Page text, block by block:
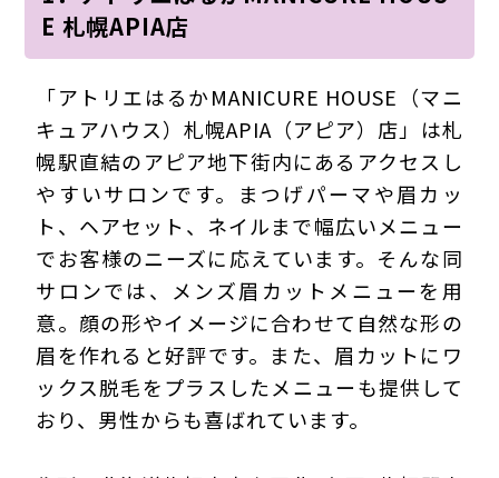
E 札幌APIA店
「アトリエはるかMANICURE HOUSE（マニ
キュアハウス）札幌APIA（アピア）店」は札
幌駅直結のアピア地下街内にあるアクセスし
やすいサロンです。まつげパーマや眉カッ
ト、ヘアセット、ネイルまで幅広いメニュー
でお客様のニーズに応えています。そんな同
サロンでは、メンズ眉カットメニューを用
意。顔の形やイメージに合わせて自然な形の
眉を作れると好評です。また、眉カットにワ
ックス脱毛をプラスしたメニューも提供して
おり、男性からも喜ばれています。